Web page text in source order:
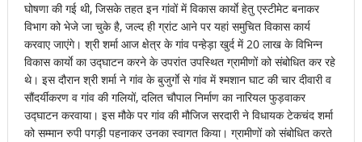
घोषणा की गई थी, जिसके तहत इन गांवों में विकास कार्याे हेतु एस्टीमेट बनाकर
विभाग को भेजे जा चुके है, जल्द ही ग्रांट आने पर यहां समुचित विकास कार्य
करवाए जाएंगे। श्री शर्मा आज क्षेत्र के गांव पन्हेड़ा खुर्द में 20 लाख के विभिन्न
विकास कार्याे का उद्घाटन करने के उपरांत उपस्थित ग्रामीणों को संबोधित कर रहे
थे। इस दौरान श्री शर्मा ने गांव के बुजुर्गाे से गांव में श्मशान घाट की चार दीवारी व
सौंदर्यीकरण व गांव की गलियों, दलित चौपाल निर्माण का नारियल फुड़वाकर
उद्घाटन करवाया। इस मौके पर गांव की मौजिज सरदारी ने विधायक टेकचंद शर्मा
को सम्मान रुपी पगड़ी पहनाकर उनका स्वागत किया। ग्रामीणों को संबोधित करते